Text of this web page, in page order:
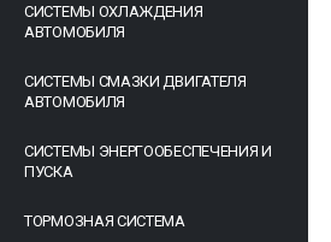
СИСТЕМЫ ОХЛАЖДЕНИЯ
АВТОМОБИЛЯ
СИСТЕМЫ СМАЗКИ ДВИГАТЕЛЯ
АВТОМОБИЛЯ
СИСТЕМЫ ЭНЕРГООБЕСПЕЧЕНИЯ И
ПУСКА
ТОРМОЗНАЯ СИСТЕМА